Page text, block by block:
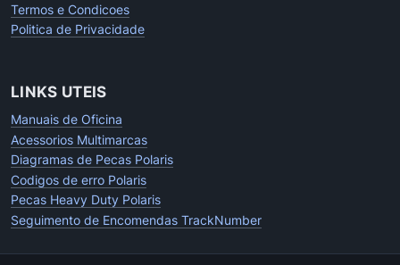
Termos e Condicoes
Politica de Privacidade
LINKS UTEIS
Manuais de Oficina
Acessorios Multimarcas
Diagramas de Pecas Polaris
Codigos de erro Polaris
Pecas Heavy Duty Polaris
Seguimento de Encomendas TrackNumber